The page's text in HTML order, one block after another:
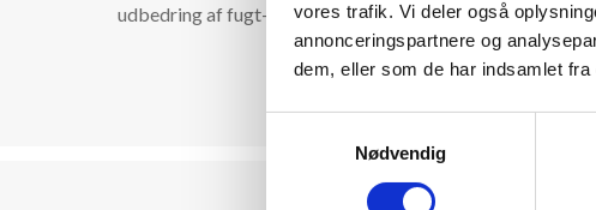
vores trafik. Vi deler også
annonceringspartnere og
dem, eller som de har indsamlet
Nødvendig
udbedring af fugt- og skimmelskader.